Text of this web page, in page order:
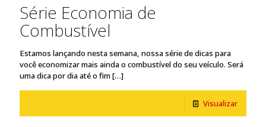
Série Economia de
Combustível
Estamos lançando nesta semana, nossa série de dicas para
você economizar mais ainda o combustível do seu veículo. Será
uma dica por dia até o fim[…]
Visualizar